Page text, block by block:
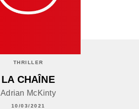
THRILLER
LA CHAÎNE
Adrian McKinty
10/03/2021